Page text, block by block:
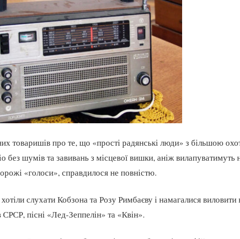
товаришів про те, що «прості радянські люди» з більшою
без шумів та завивань з місцевої вишки, аніж вилапуватимуть
«голоси», справдилося не повністю.
слухати Кобзона та Розу Римбаєву і намагалися виловити
пісні «Лед-Зеппелін» та «Квін».